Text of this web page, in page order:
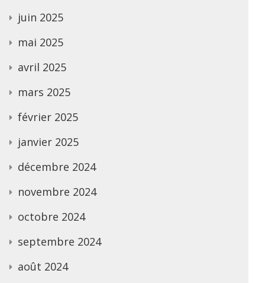
juin 2025
mai 2025
avril 2025
mars 2025
février 2025
janvier 2025
décembre 2024
novembre 2024
octobre 2024
septembre 2024
août 2024